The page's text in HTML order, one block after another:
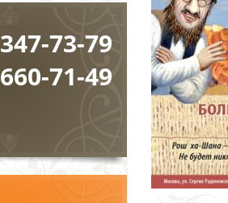
347-73-79
660-71-49